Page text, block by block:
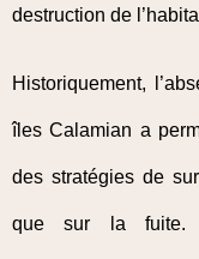
destruction de
Historiquement,
îles Calamian a
des stratégies de
que sur la fuite.